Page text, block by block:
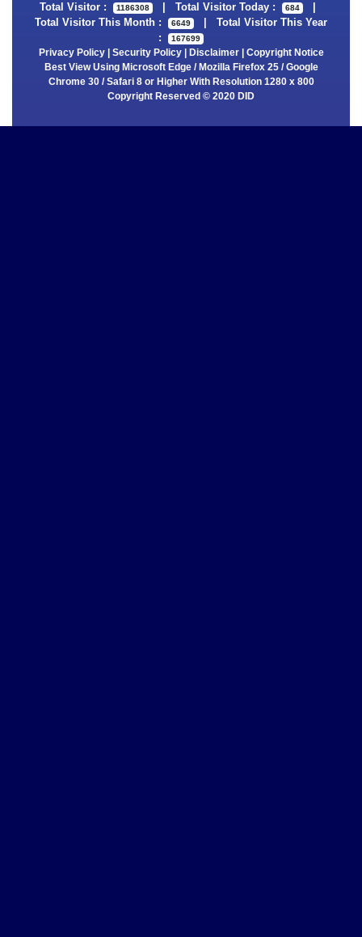
Total Visitor :
1186308 Total Visitor Today : 684 |
Total Visitor This Month :
6649 | Total Visitor This Year
:
167699
Privacy Policy| Security Policy| Disclaimer| Copyright Notice
Best View Using Microsoft Edge / Mozilla Firefox 25 / Google
Chrome 30 / Safari 8 or Higher With Resolution 1280 x 800
Copyright Reserved © 2020 DID